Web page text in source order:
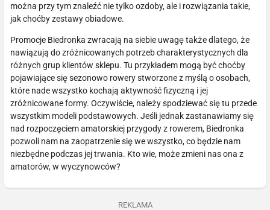
można przy tym znaleźć nie tylko ozdoby, ale i rozwiązania takie,
jak choćby zestawy obiadowe.
Promocje Biedronka zwracają na siebie uwagę także dlatego, że
nawiązują do zróżnicowanych potrzeb charakterystycznych dla
różnych grup klientów sklepu. Tu przykładem mogą być choćby
pojawiające się sezonowo rowery stworzone z myślą o osobach,
które nade wszystko kochają aktywność fizyczną i jej
zróżnicowane formy. Oczywiście, należy spodziewać się tu przede
wszystkim modeli podstawowych. Jeśli jednak zastanawiamy się
nad rozpoczęciem amatorskiej przygody z rowerem, Biedronka
pozwoli nam na zaopatrzenie się we wszystko, co będzie nam
niezbędne podczas jej trwania. Kto wie, może zmieni nas ona z
amatorów, w wyczynowców?
REKLAMA